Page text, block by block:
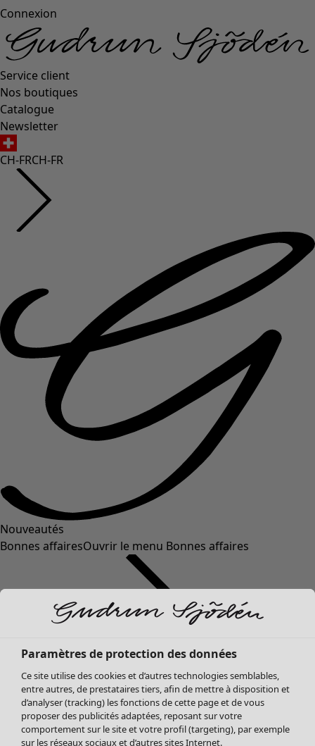
Connexion
Service client
Nos boutiques
Catalogue
Newsletter
CH-FRCH-FR
Nouveautés
Bonnes affairesOuvrir le menu Bonnes affaires
Soldes Vêtements
Paramètres de protection des données
Ce site utilise des cookies et d’autres technologies semblables,
entre autres, de prestataires tiers, afin de mettre à disposition et
d’analyser (tracking) les fonctions de cette page et de vous
proposer des publicités adaptées, reposant sur votre
comportement sur le site et votre profil (targeting), par exemple
sur les réseaux sociaux et d’autres sites Internet.